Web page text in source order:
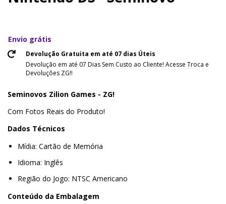
Envio grátis
Devolução Gratuita em até 07 dias Úteis
Devolução em até 07 Dias Sem Custo ao Cliente! Acesse Troca e
Devoluções ZG!!
Seminovos Zilion Games - ZG!
Com Fotos Reais do Produto!
Dados Técnicos
Mídia: Cartão de Memória
Idioma: Inglês
Região do Jogo: NTSC Americano
Conteúdo da Embalagem